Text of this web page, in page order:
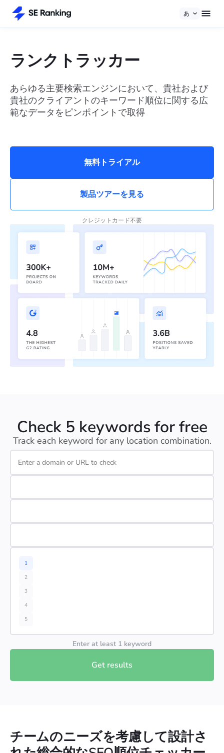
あ
ランクトラッカー
あらゆる主要検索エンジンにおいて、貴社および
貴社のクライアントのキーワード順位に関する広
範なデータをピンポイントで取得
無料トライアル
製品ツアーを見る
クレジットカード不要
Check 5 keywords for free
Track each keyword for any location combination.
1
2
3
4
5
Enter at least 1 keyword
Get results
チームのニーズを考慮して設計さ